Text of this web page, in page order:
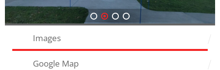
1 2 3 4
Images
Google Map